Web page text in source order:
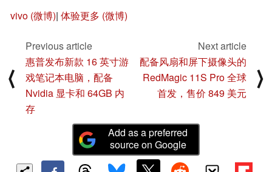
vivo (微博)| 体验更多 (微博)
⟨
Previous article
惠普发布新款 16 英寸游
戏笔记本电脑，配备
Nvidia 显卡和 64GB 内
存
Next article
配备风扇和屏下摄像头的
RedMagic 11S Pro 全球
首发，售价 849 美元
⟩
Add as a preferred
source on Google